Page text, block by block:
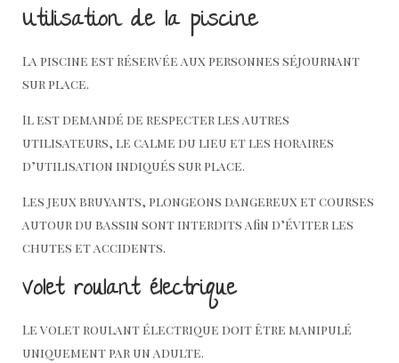
Utilisation de la piscine
La piscine est réservée aux personnes séjournant
sur place.
Il est demandé de respecter les autres
utilisateurs, le calme du lieu et les horaires
d’utilisation indiqués sur place.
Les jeux bruyants, plongeons dangereux et courses
autour du bassin sont interdits afin d’éviter les
chutes et accidents.
Volet roulant électrique
Le volet roulant électrique doit être manipulé
uniquement par un adulte.